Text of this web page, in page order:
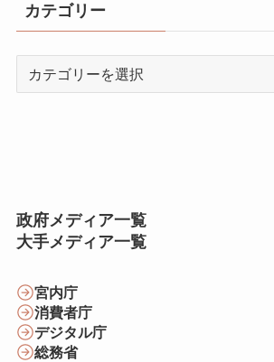
カテゴリー
政府メディア一覧
大手メディア一覧
宮内庁
消費者庁
デジタル庁
総務省